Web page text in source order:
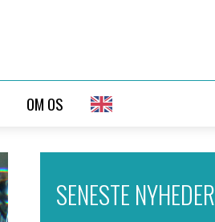
OM OS
SENESTE NYHEDER